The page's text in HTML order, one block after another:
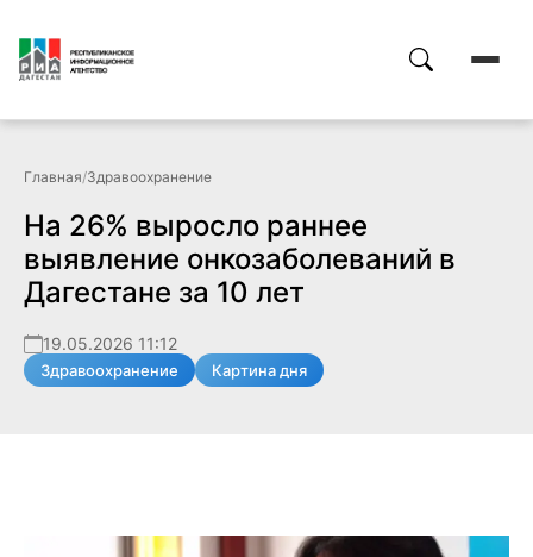
Главная/Здравоохранение
На 26% выросло раннее
выявление онкозаболеваний в
Дагестане за 10 лет
19.05.2026 11:12
Здравоохранение Картина дня